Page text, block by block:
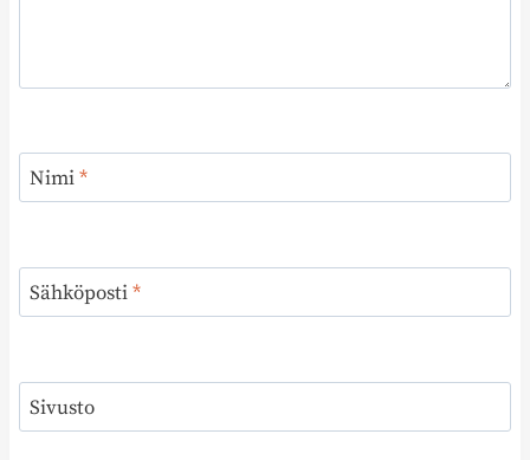
Nimi*
Sähköposti*
Sivusto